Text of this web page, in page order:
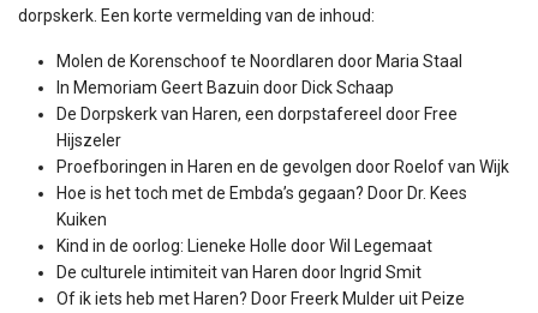
dorpskerk. Een korte vermelding van de inhoud:
Molen de Korenschoof te Noordlaren door Maria Staal
In Memoriam Geert Bazuin door Dick Schaap
De Dorpskerk van Haren, een dorpstafereel door Free
Hijszeler
Proefboringen in Haren en de gevolgen door Roelof van Wijk
Hoe is het toch met de Embda’s gegaan? Door Dr. Kees
Kuiken
Kind in de oorlog: Lieneke Holle door Wil Legemaat
De culturele intimiteit van Haren door Ingrid Smit
Of ik iets heb met Haren? Door Freerk Mulder uit Peize